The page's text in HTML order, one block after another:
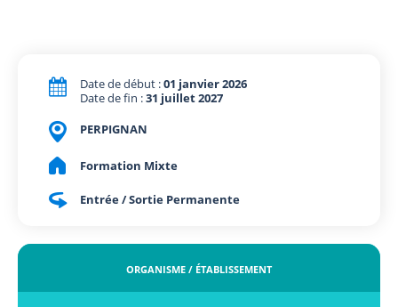
Date de début :01 janvier 2026
Date de fin :31 juillet 2027
PERPIGNAN
Formation Mixte
Entrée / Sortie Permanente
ORGANISME / ÉTABLISSEMENT